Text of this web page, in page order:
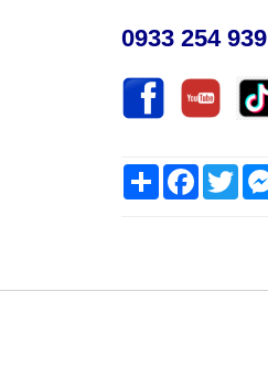
0933 254
ShareFacebook